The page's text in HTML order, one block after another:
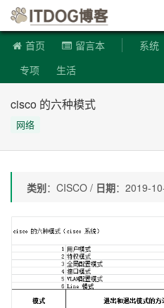
首页 留言本 系统
专项
生活
cisco 的六种模式
网络
类别：CISCO / 日期：2019-